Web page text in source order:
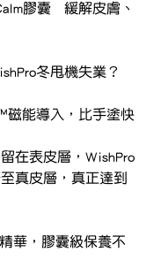
冬甩機失業？
磁能導入，比手塗快
在表皮層，WishPro
真皮層，真正達到
華，膠囊級保養不